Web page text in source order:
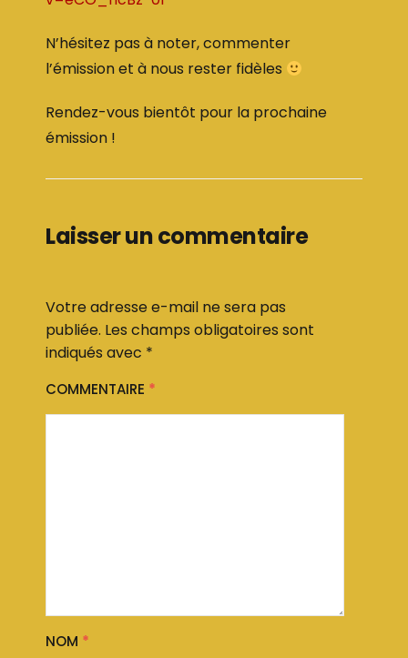
N’hésitez pas à noter, commenter
l’émission et à nous rester fidèles
Rendez-vous bientôt pour la prochaine
émission !
Laisser un commentaire
Votre adresse e-mail ne sera pas
publiée. Les champs obligatoires sont
indiqués avec *
COMMENTAIRE *
NOM *